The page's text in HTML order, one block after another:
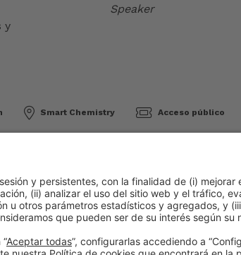
y
Speaker
Smart Chemistry Acceso público